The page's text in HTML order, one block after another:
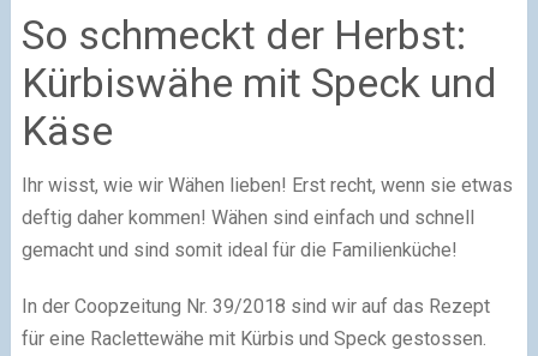
So schmeckt der Herbst:
Kürbiswähe mit Speck und
Käse
Ihr wisst, wie wir Wähen lieben! Erst recht, wenn sie etwas
deftig daher kommen! Wähen sind einfach und schnell
gemacht und sind somit ideal für die Familienküche!
In der Coopzeitung Nr. 39/2018 sind wir auf das Rezept
für eine Raclettewähe mit Kürbis und Speck gestossen.